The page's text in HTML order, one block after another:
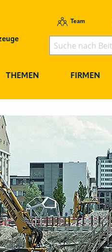
Team
THEMEN FIRMEN